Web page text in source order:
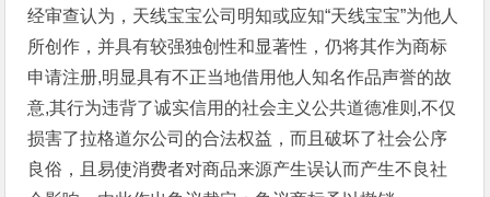
经审查认为，天线宝宝公司明知或应知“天线宝宝”为他人
所创作，并具有较强独创性和显著性，仍将其作为商标
申请注册,明显具有不正当地借用他人知名作品声誉的故
意,其行为违背了诚实信用的社会主义公共道德准则,不仅
损害了拉格道尔公司的合法权益，而且破坏了社会公序
良俗，且易使消费者对商品来源产生误认而产生不良社